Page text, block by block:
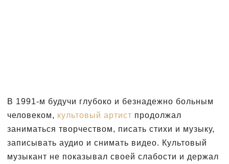
В 1991-м будучи глубоко и безнадежно больным
человеком, культовый артист продолжал
заниматься творчеством, писать стихи и музыку,
записывать аудио и снимать видео. Культовый
музыкант не показывал своей слабости и держал